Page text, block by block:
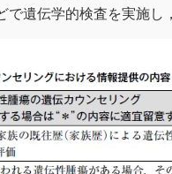
で遺伝学的検査を実施